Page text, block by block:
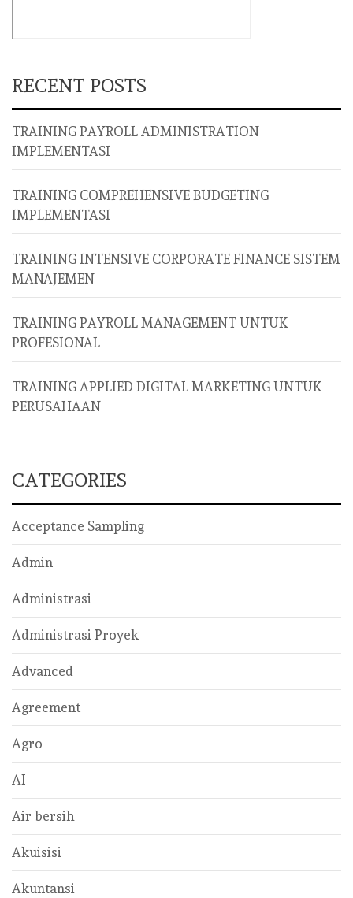
RECENT POSTS
TRAINING PAYROLL ADMINISTRATION
IMPLEMENTASI
TRAINING COMPREHENSIVE BUDGETING
IMPLEMENTASI
TRAINING INTENSIVE CORPORATE FINANCE SISTEM
MANAJEMEN
TRAINING PAYROLL MANAGEMENT UNTUK
PROFESIONAL
TRAINING APPLIED DIGITAL MARKETING UNTUK
PERUSAHAAN
CATEGORIES
Acceptance Sampling
Admin
Administrasi
Administrasi Proyek
Advanced
Agreement
Agro
AI
Air bersih
Akuisisi
Akuntansi